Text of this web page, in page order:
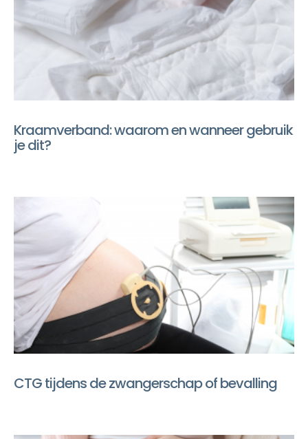
Kraamverband: waarom en wanneer gebruik
je dit?
CTG tijdens de zwangerschap of bevalling